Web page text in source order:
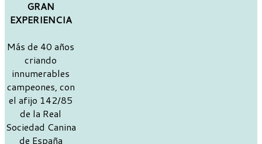
GRAN
EXPERIENCIA
Más de 40 años
criando
innumerables
campeones, con
el afijo 142/85
de la Real
Sociedad Canina
de España